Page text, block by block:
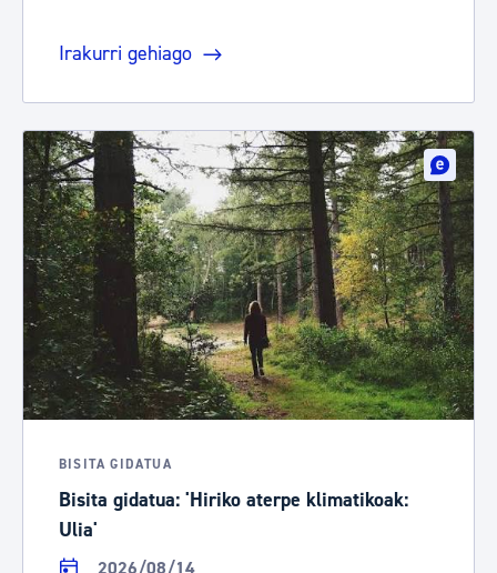
Irakurri gehiago
BISITA GIDATUA
Bisita gidatua: 'Hiriko aterpe klimatikoak:
Ulia'
2026/08/14